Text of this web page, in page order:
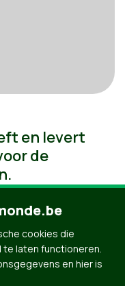
en levert
de
cookies die
laten functioneren.
en hier is